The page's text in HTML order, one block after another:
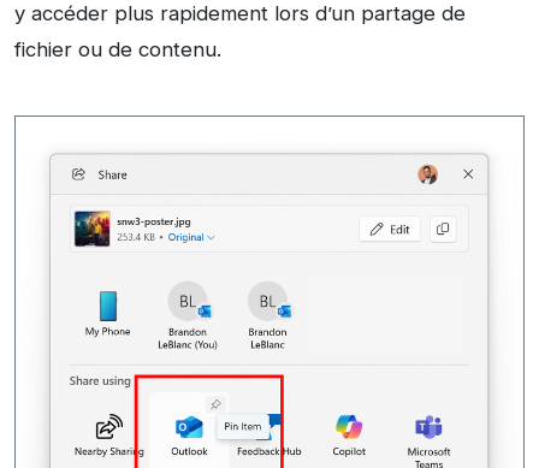
y accéder plus rapidement lors d’un partage de
fichier ou de contenu.